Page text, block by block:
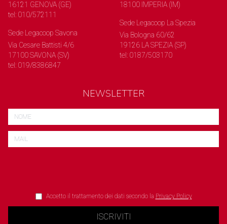
16121 GENOVA (GE)
tel: 010/572111
Sede Legacoop Savona
Via Cesare Battisti 4/6
17100 SAVONA (SV)
tel: 019/8386847
18100 IMPERIA (IM)
Sede Legacoop La Spezia
Via Bologna 60/62
19126 LA SPEZIA (SP)
tel: 0187/503170
NEWSLETTER
Accetto il trattamento dei dati secondo la Privacy Policy
ISCRIVITI